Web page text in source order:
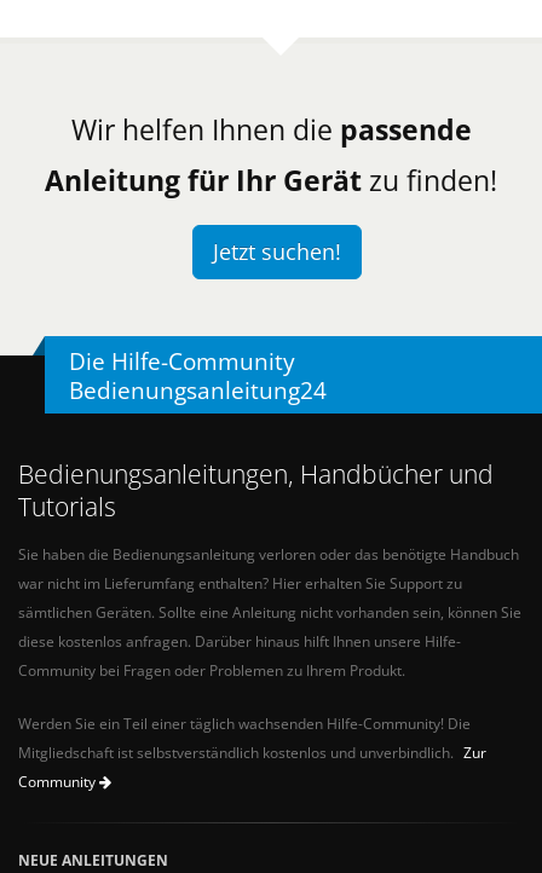
Wir helfen Ihnen die passende
Anleitung für Ihr Gerät zu finden!
Jetzt suchen!
Die Hilfe-Community
Bedienungsanleitung24
Bedienungsanleitungen, Handbücher und
Tutorials
Sie haben die Bedienungsanleitung verloren oder das benötigte Handbuch
war nicht im Lieferumfang enthalten? Hier erhalten Sie Support zu
sämtlichen Geräten. Sollte eine Anleitung nicht vorhanden sein, können Sie
diese kostenlos anfragen. Darüber hinaus hilft Ihnen unsere Hilfe-
Community bei Fragen oder Problemen zu Ihrem Produkt.
Werden Sie ein Teil einer täglich wachsenden Hilfe-Community! Die
Mitgliedschaft ist selbstverständlich kostenlos und unverbindlich. Zur
Community
NEUE ANLEITUNGEN